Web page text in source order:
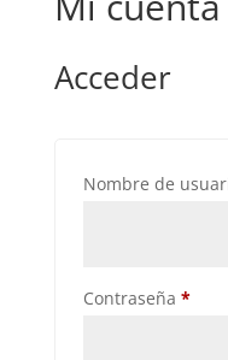
Acceder
Nombre de
Contraseña *